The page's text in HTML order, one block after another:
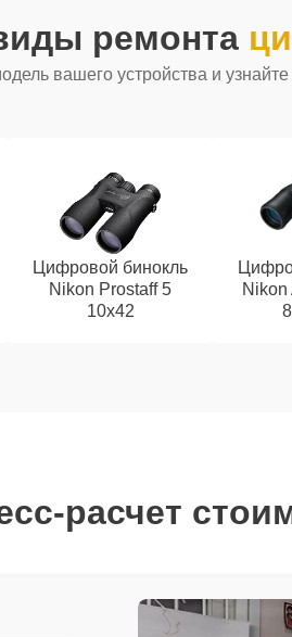
ремонта
вашего устройства и
Цифровой бинокль
Nikon Prostaff 5
10x42
Nikon
расчет